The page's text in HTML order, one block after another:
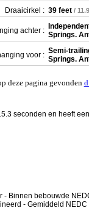
Draaicirkel : 39 feet /
achter : Springs.
voor : Semi-
Springs.
deze pagina gevonden
seconden en heeft
- Binnen bebouwde
- Gemiddeld NEDC